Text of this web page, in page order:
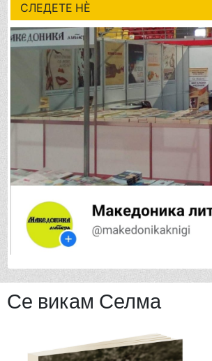
СЛЕДЕТЕ НÈ
Се викам Селма